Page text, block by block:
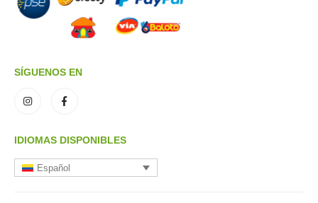
SÍGUENOS EN
IDIOMAS DISPONIBLES
Español